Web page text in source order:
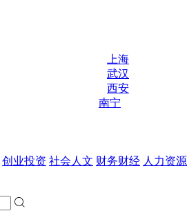
上海
武汉
西安
南宁
创业投资 社会人文 财务财经 人力资源